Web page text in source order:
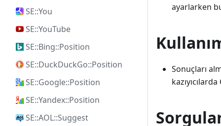
SE::You
SE::YouTube
SE::Bing::Position
SE::DuckDuckGo::Position
SE::Google::Position
SE::Yandex::Position
SE::AOL::Suggest
ayarlarken
Sonuçları